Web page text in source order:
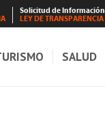
Solicitud de Información
LEY DE TRANSPARENCIA
SALUD